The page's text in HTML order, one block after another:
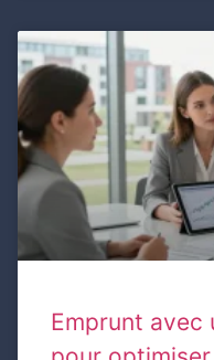
Emprunt avec